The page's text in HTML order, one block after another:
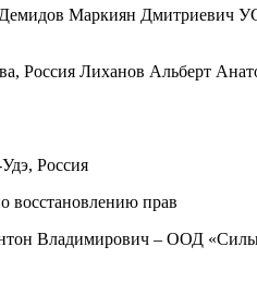
Демидов Маркиян
Лиханов Альберт
Россия
восстановлению прав
Владимирович – ООД